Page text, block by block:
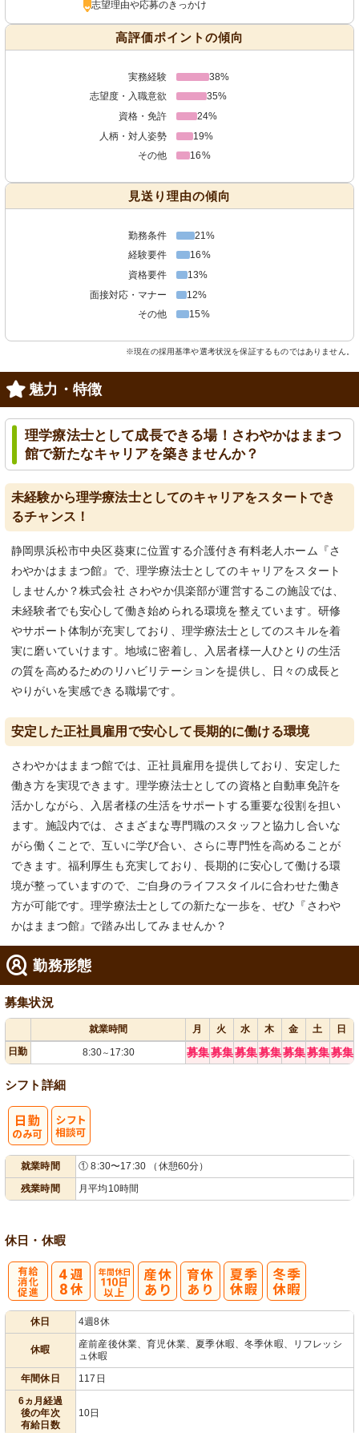
志望理由や応募のきっかけ
高評価ポイントの傾向
実務経験
38%
志望度・入職意欲
35%
資格・免許
24%
人柄・対人姿勢
19%
その他
16%
見送り理由の傾向
勤務条件
21%
経験要件
16%
資格要件
13%
面接対応・マナー
12%
その他
15%
※現在の採用基準や選考状況を保証するものではありません。
魅力・特徴
理学療法士として成長できる場！さわやかはままつ
館で新たなキャリアを築きませんか？
未経験から理学療法士としてのキャリアをスタートでき
るチャンス！
静岡県浜松市中央区葵東に位置する介護付き有料老人ホーム『さ
わやかはままつ館』で、理学療法士としてのキャリアをスタート
しませんか？株式会社 さわやか倶楽部が運営するこの施設では、
未経験者でも安心して働き始められる環境を整えています。研修
やサポート体制が充実しており、理学療法士としてのスキルを着
実に磨いていけます。地域に密着し、入居者様一人ひとりの生活
の質を高めるためのリハビリテーションを提供し、日々の成長と
やりがいを実感できる職場です。
安定した正社員雇用で安心して長期的に働ける環境
さわやかはままつ館では、正社員雇用を提供しており、安定した
働き方を実現できます。理学療法士としての資格と自動車免許を
活かしながら、入居者様の生活をサポートする重要な役割を担い
ます。施設内では、さまざまな専門職のスタッフと協力し合いな
がら働くことで、互いに学び合い、さらに専門性を高めることが
できます。福利厚生も充実しており、長期的に安心して働ける環
境が整っていますので、ご自身のライフスタイルに合わせた働き
方が可能です。理学療法士としての新たな一歩を、ぜひ『さわや
かはままつ館』で踏み出してみませんか？
勤務形態
募集状況
就業時間 月 火 水 木 金 土
日
日勤
8:30～ 17:30 募集募集募集募集募集募集募集
シフト詳細
就業時間
① 8:30〜17:30 （休憩60分）
残業時間
月平均10時間
休日・休暇
休日 4週8休
休暇
産前産後休業、育児休業、夏季休暇、冬季休暇、リフレッシ
ュ休暇
年間休日
117日
6ヵ月経過
後の年次
有給日数
10日